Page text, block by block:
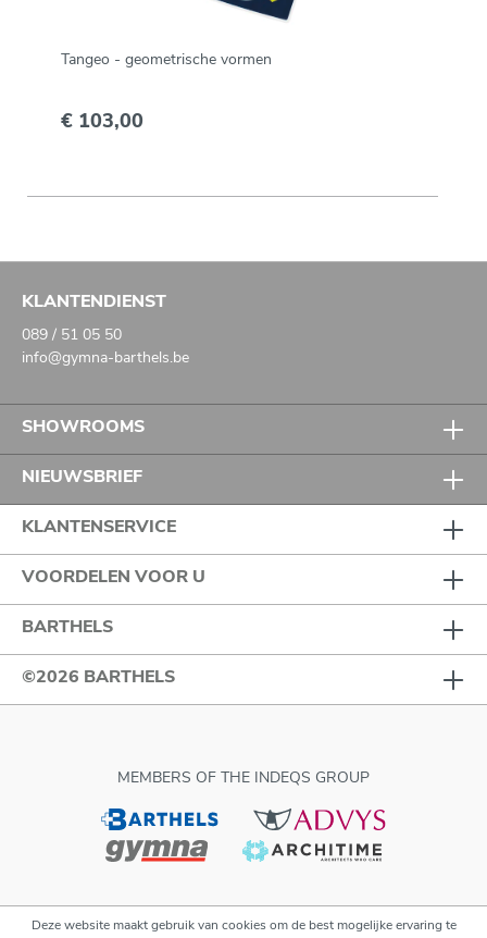
Tangeo - geometrische vormen
€ 103,00
KLANTENDIENST
089 / 51 05 50
info@gymna-barthels.be
SHOWROOMS
NIEUWSBRIEF
KLANTENSERVICE
VOORDELEN VOOR U
BARTHELS
©2026 BARTHELS
MEMBERS OF THE INDEQS GROUP
Deze website maakt gebruik van cookies om de best mogelijke ervaring te